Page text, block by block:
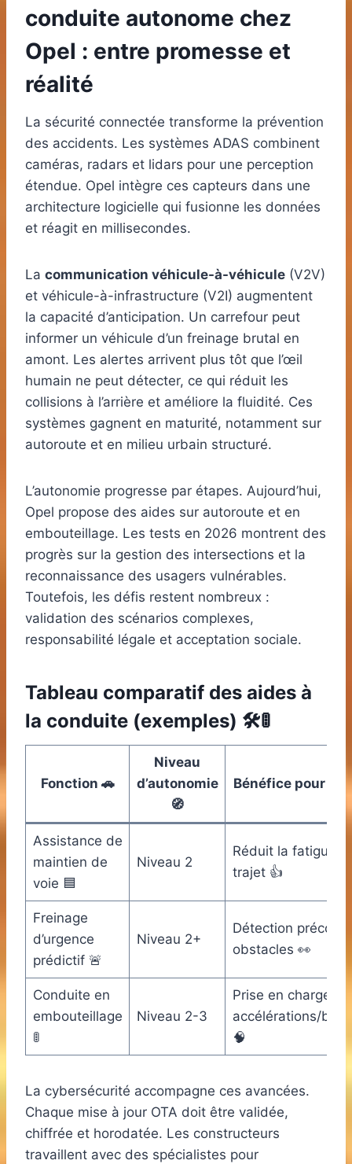
conduite autonome chez
Opel : entre promesse et
réalité
La sécurité connectée transforme la prévention
des accidents. Les systèmes ADAS combinent
caméras, radars et lidars pour une perception
étendue. Opel intègre ces capteurs dans une
architecture logicielle qui fusionne les données
et réagit en millisecondes.
La communication véhicule-à-véhicule (V2V)
et véhicule-à-infrastructure (V2I) augmentent
la capacité d’anticipation. Un carrefour peut
informer un véhicule d’un freinage brutal en
amont. Les alertes arrivent plus tôt que l’œil
humain ne peut détecter, ce qui réduit les
collisions à l’arrière et améliore la fluidité. Ces
systèmes gagnent en maturité, notamment sur
autoroute et en milieu urbain structuré.
L’autonomie progresse par étapes. Aujourd’hui,
Opel propose des aides sur autoroute et en
embouteillage. Les tests en 2026 montrent des
progrès sur la gestion des intersections et la
reconnaissance des usagers vulnérables.
Toutefois, les défis restent nombreux :
validation des scénarios complexes,
responsabilité légale et acceptation sociale.
Tableau comparatif des aides à
la conduite (exemples) 🛠️🚦
Fonction 🚗
Niveau
d’autonomie
🧭
Bénéfice pour
Assistance de
maintien de
voie 🟦
Niveau 2
Réduit la fatigue
trajet 👍
Freinage
d’urgence
prédictif 🚨
Niveau 2+
Détection précoce
obstacles 👀
Conduite en
embouteillage
🚦
Niveau 2-3
Prise en charge
accélérations/
🧠
La cybersécurité accompagne ces avancées.
Chaque mise à jour OTA doit être validée,
chiffrée et horodatée. Les constructeurs
travaillent avec des spécialistes pour